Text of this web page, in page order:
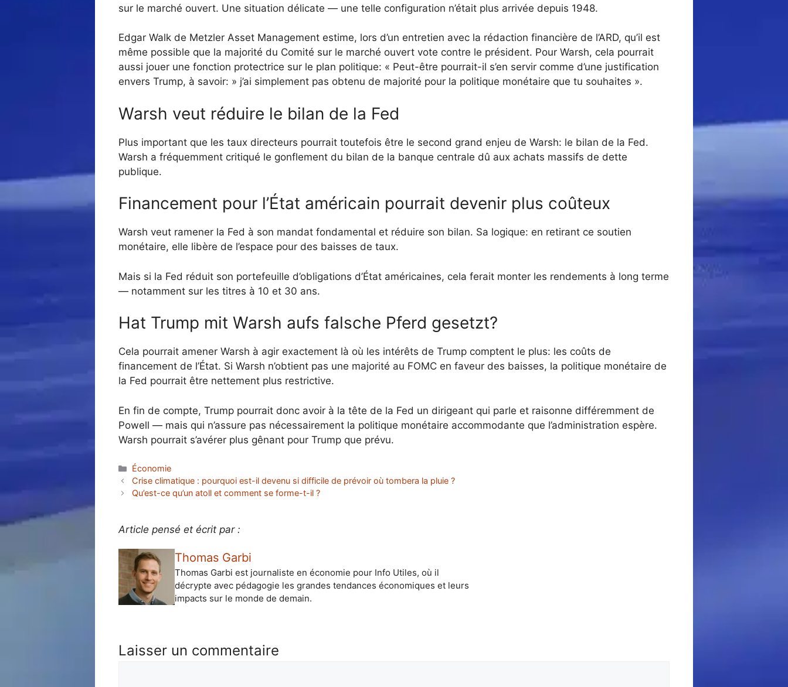
sur le marché ouvert. Une situation délicate — une telle configuration n’était plus arrivée depuis 1948.
Edgar Walk de Metzler Asset Management estime, lors d’un entretien avec la rédaction financière de l’ARD, qu’il est
même possible que la majorité du Comité sur le marché ouvert vote contre le président. Pour Warsh, cela pourrait
aussi jouer une fonction protectrice sur le plan politique: « Peut-être pourrait-il s’en servir comme d’une justification
envers Trump, à savoir: » j’ai simplement pas obtenu de majorité pour la politique monétaire que tu souhaites ».
Warsh veut réduire le bilan de la Fed
Plus important que les taux directeurs pourrait toutefois être le second grand enjeu de Warsh: le bilan de la Fed.
Warsh a fréquemment critiqué le gonflement du bilan de la banque centrale dû aux achats massifs de dette
publique.
Financement pour l’État américain pourrait devenir plus coûteux
Warsh veut ramener la Fed à son mandat fondamental et réduire son bilan. Sa logique: en retirant ce soutien
monétaire, elle libère de l’espace pour des baisses de taux.
Mais si la Fed réduit son portefeuille d’obligations d’État américaines, cela ferait monter les rendements à long terme
— notamment sur les titres à 10 et 30 ans.
Hat Trump mit Warsh aufs falsche Pferd gesetzt?
Cela pourrait amener Warsh à agir exactement là où les intérêts de Trump comptent le plus: les coûts de
financement de l’État. Si Warsh n’obtient pas une majorité au FOMC en faveur des baisses, la politique monétaire de
la Fed pourrait être nettement plus restrictive.
En fin de compte, Trump pourrait donc avoir à la tête de la Fed un dirigeant qui parle et raisonne différemment de
Powell — mais qui n’assure pas nécessairement la politique monétaire accommodante que l’administration espère.
Warsh pourrait s’avérer plus gênant pour Trump que prévu.
Catégories
Économie
Crise climatique : pourquoi est-il devenu si difficile de prévoir où tombera la pluie ?
Qu’est-ce qu’un atoll et comment se forme-t-il ?
Article pensé et écrit par :
Thomas Garbi
Thomas Garbi est journaliste en économie pour Info Utiles, où il
décrypte avec pédagogie les grandes tendances économiques et leurs
impacts sur le monde de demain.
Laisser un commentaire